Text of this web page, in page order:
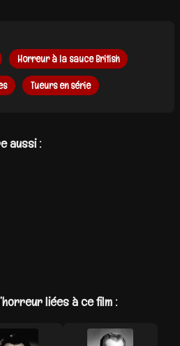
Horreur à la sauce British
Tueurs en série
aussi :
liées à ce film :